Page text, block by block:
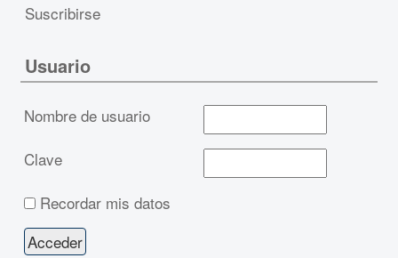
Suscribirse
Usuario
Nombre de usuario
Clave
Recordar mis datos